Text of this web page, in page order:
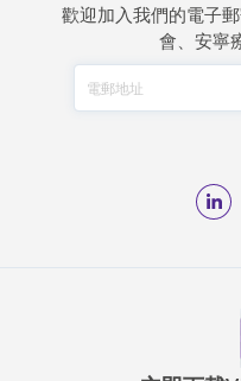
歡迎加入我們的電子
會、安寧